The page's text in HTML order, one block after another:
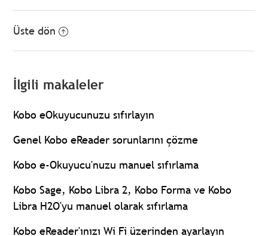
Üste dön
İlgili makaleler
Kobo eOkuyucunuzu sıfırlayın
Genel Kobo eReader sorunlarını çözme
Kobo e-Okuyucu'nuzu manuel sıfırlama
Kobo Sage, Kobo Libra 2, Kobo Forma ve Kobo
Libra H2O'yu manuel olarak sıfırlama
Kobo eReader'ınızı Wi Fi üzerinden ayarlayın